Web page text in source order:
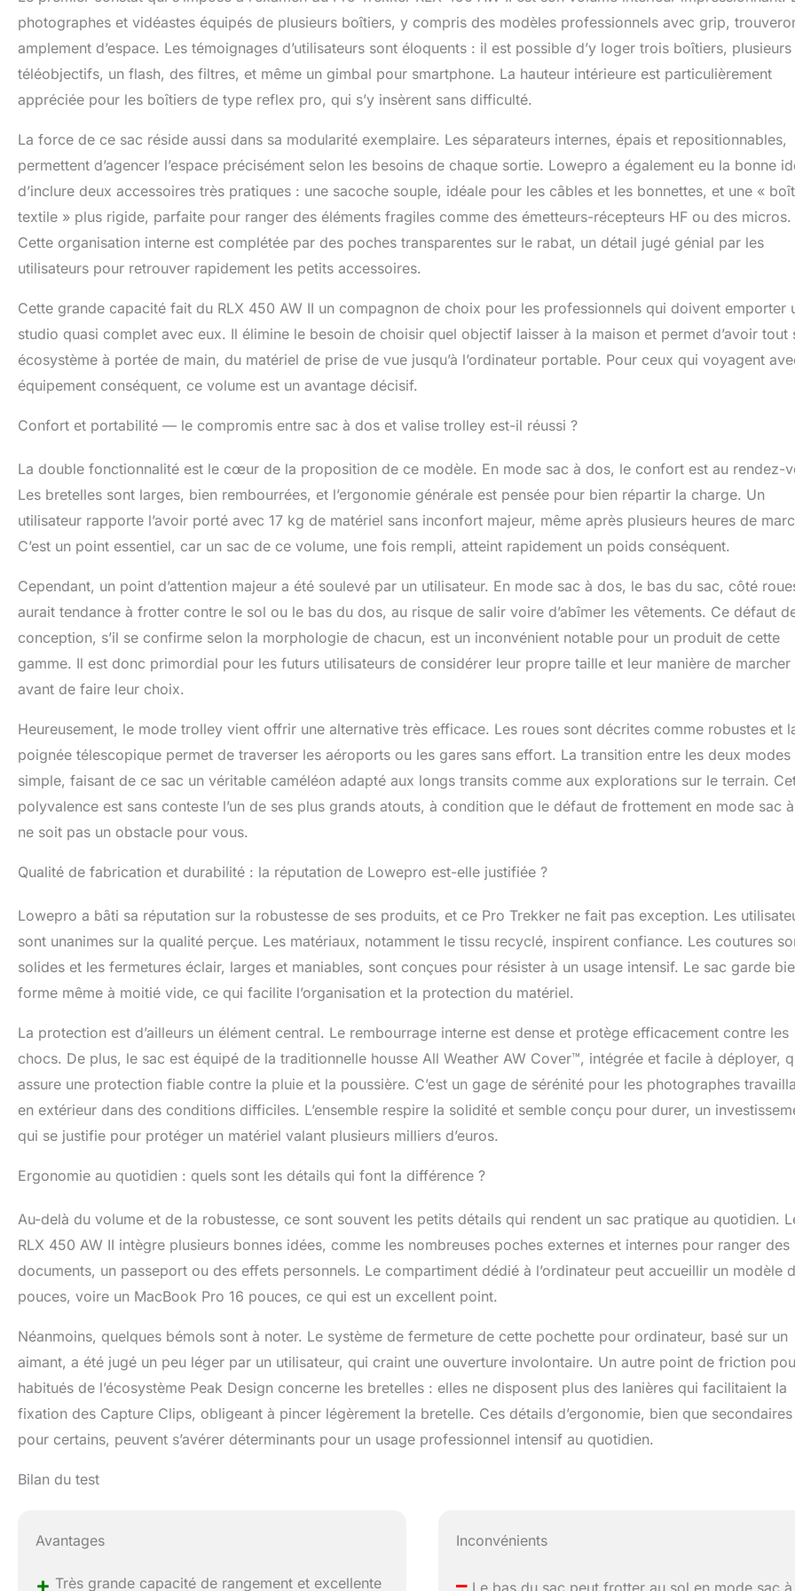
photographes et vidéastes équipés de plusieurs boîtiers, y compris des modèles professionnels avec grip,
amplement d’espace. Les témoignages d’utilisateurs sont éloquents : il est possible d’y loger trois boîtiers, plusieurs
téléobjectifs, un flash, des filtres, et même un gimbal pour smartphone. La hauteur intérieure est particulièrement
appréciée pour les boîtiers de type reflex pro, qui s’y insèrent sans difficulté.
La force de ce sac réside aussi dans sa modularité exemplaire. Les séparateurs internes, épais et repositionnables,
permettent d’agencer l’espace précisément selon les besoins de chaque sortie. Lowepro a également eu la bonne
d’inclure deux accessoires très pratiques : une sacoche souple, idéale pour les câbles et les bonnettes, et une «
textile » plus rigide, parfaite pour ranger des éléments fragiles comme des émetteurs-récepteurs HF ou des micros.
Cette organisation interne est complétée par des poches transparentes sur le rabat, un détail jugé génial par les
utilisateurs pour retrouver rapidement les petits accessoires.
Cette grande capacité fait du RLX 450 AW II un compagnon de choix pour les professionnels qui doivent emporter
studio quasi complet avec eux. Il élimine le besoin de choisir quel objectif laisser à la maison et permet d’avoir tout
écosystème à portée de main, du matériel de prise de vue jusqu’à l’ordinateur portable. Pour ceux qui voyagent
équipement conséquent, ce volume est un avantage décisif.
Confort et portabilité — le compromis entre sac à dos et valise trolley est-il réussi ?
La double fonctionnalité est le cœur de la proposition de ce modèle. En mode sac à dos, le confort est au rendez-
Les bretelles sont larges, bien rembourrées, et l’ergonomie générale est pensée pour bien répartir la charge. Un
utilisateur rapporte l’avoir porté avec 17 kg de matériel sans inconfort majeur, même après plusieurs heures de
C’est un point essentiel, car un sac de ce volume, une fois rempli, atteint rapidement un poids conséquent.
Cependant, un point d’attention majeur a été soulevé par un utilisateur. En mode sac à dos, le bas du sac, côté
aurait tendance à frotter contre le sol ou le bas du dos, au risque de salir voire d’abîmer les vêtements. Ce défaut
conception, s’il se confirme selon la morphologie de chacun, est un inconvénient notable pour un produit de cette
gamme. Il est donc primordial pour les futurs utilisateurs de considérer leur propre taille et leur manière de marcher
avant de faire leur choix.
Heureusement, le mode trolley vient offrir une alternative très efficace. Les roues sont décrites comme robustes et
poignée télescopique permet de traverser les aéroports ou les gares sans effort. La transition entre les deux modes
simple, faisant de ce sac un véritable caméléon adapté aux longs transits comme aux explorations sur le terrain.
polyvalence est sans conteste l’un de ses plus grands atouts, à condition que le défaut de frottement en mode sac
ne soit pas un obstacle pour vous.
Qualité de fabrication et durabilité : la réputation de Lowepro est-elle justifiée ?
Lowepro a bâti sa réputation sur la robustesse de ses produits, et ce Pro Trekker ne fait pas exception. Les
sont unanimes sur la qualité perçue. Les matériaux, notamment le tissu recyclé, inspirent confiance. Les coutures
solides et les fermetures éclair, larges et maniables, sont conçues pour résister à un usage intensif. Le sac garde
forme même à moitié vide, ce qui facilite l’organisation et la protection du matériel.
La protection est d’ailleurs un élément central. Le rembourrage interne est dense et protège efficacement contre les
chocs. De plus, le sac est équipé de la traditionnelle housse All Weather AW Cover™, intégrée et facile à déployer,
assure une protection fiable contre la pluie et la poussière. C’est un gage de sérénité pour les photographes
en extérieur dans des conditions difficiles. L’ensemble respire la solidité et semble conçu pour durer, un
qui se justifie pour protéger un matériel valant plusieurs milliers d’euros.
Ergonomie au quotidien : quels sont les détails qui font la différence ?
Au-delà du volume et de la robustesse, ce sont souvent les petits détails qui rendent un sac pratique au quotidien.
RLX 450 AW II intègre plusieurs bonnes idées, comme les nombreuses poches externes et internes pour ranger des
documents, un passeport ou des effets personnels. Le compartiment dédié à l’ordinateur peut accueillir un modèle
pouces, voire un MacBook Pro 16 pouces, ce qui est un excellent point.
Néanmoins, quelques bémols sont à noter. Le système de fermeture de cette pochette pour ordinateur, basé sur un
aimant, a été jugé un peu léger par un utilisateur, qui craint une ouverture involontaire. Un autre point de friction
habitués de l’écosystème Peak Design concerne les bretelles : elles ne disposent plus des lanières qui facilitaient la
fixation des Capture Clips, obligeant à pincer légèrement la bretelle. Ces détails d’ergonomie, bien que secondaires
pour certains, peuvent s’avérer déterminants pour un usage professionnel intensif au quotidien.
Bilan du test
Avantages
+ Très grande capacité de rangement et excellente
Inconvénients
– Le bas du sac peut frotter au sol en mode sac à